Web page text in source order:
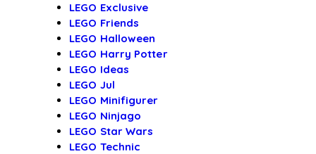
LEGO Exclusive
LEGO Friends
LEGO Halloween
LEGO Harry Potter
LEGO Ideas
LEGO Jul
LEGO Minifigurer
LEGO Ninjago
LEGO Star Wars
LEGO Technic